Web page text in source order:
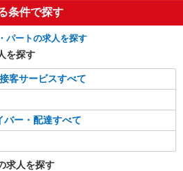
条件で探す
パートの求人を探す
を探す
客サービスすべて
バー・配達すべて
求人を探す